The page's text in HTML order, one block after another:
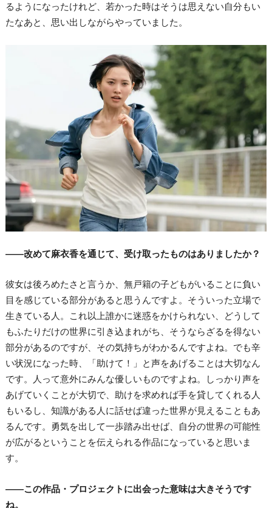
るようになったけれど、若かった時はそうは思えない自分もい
たなあと、思い出しながらやっていました。
――改めて麻衣香を通じて、受け取ったものはありましたか？
彼女は後ろめたさと言うか、無戸籍の子どもがいることに負い
目を感じている部分があると思うんですよ。そういった立場で
生きている人。これ以上誰かに迷惑をかけられない、どうして
もふたりだけの世界に引き込まれがち、そうならざるを得ない
部分があるのですが、その気持ちがわかるんですよね。でも辛
い状況になった時、「助けて！」と声をあげることは大切なん
です。人って意外にみんな優しいものですよね。しっかり声を
あげていくことが大切で、助けを求めれば手を貸してくれる人
もいるし、知識がある人に話せば違った世界が見えることもあ
るんです。勇気を出して一歩踏み出せば、自分の世界の可能性
が広がるということを伝えられる作品になっていると思いま
す。
――この作品・プロジェクトに出会った意味は大きそうです
ね。